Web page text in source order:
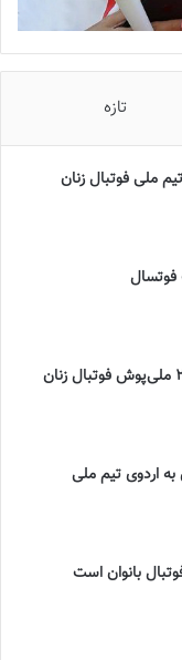
تازه
ملى فوتبال زنان
فوتسال
بانوان است